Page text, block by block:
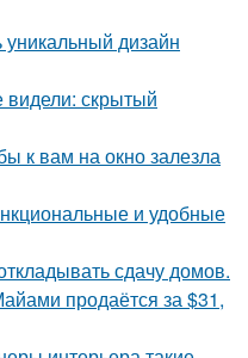
дизайн
видели: скрытый
к вам на окно залезла
и удобные
сдачу домов.
продаётся за $31,